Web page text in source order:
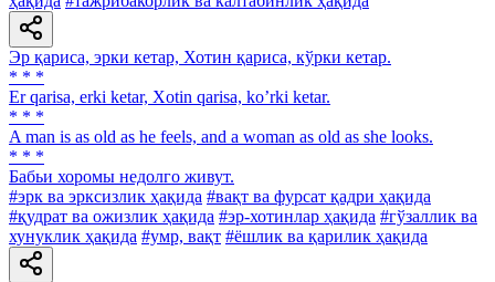
Эр қариса, эрки кетар, Хотин қариса, кўрки кетар.
* * *
Er qarisa, erki ketar, Xotin qarisa, koʼrki ketar.
* * *
A man is as old as he feels, and a woman as old as she looks.
* * *
Бабьи хоромы недолго живут.
#эрк ва эрксизлик ҳақида #вақт ва фурсат қадри ҳақида
#қудрат ва ожизлик ҳақида #эр-хотинлар ҳақида #гўзаллик ва
хунуклик ҳақида #умр, вақт #ёшлик ва қарилик ҳақида